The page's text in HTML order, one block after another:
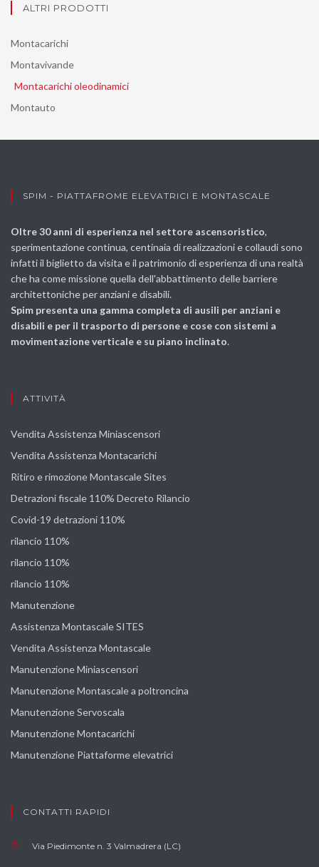
ALTRI PRODOTTI
Montacarichi
Montavivande
Montacarichi oleodinamici
Montauto
SPIM - PIATTAFROME ELEVATRICI E MONTASCALE
Oltre 30 anni di esperienza nel settore ascensoristico,
sperimentazione continua, centinaia di realizzazioni e collaudi sono
infatti il biglietto da visita e il patrimonio di esperienza di una realtà
che ha come missione quella dell'abbattimento delle barriere
architettoniche per anziani e disabili.
Spim presenta una gamma completa di ausili per anziani e
disabili e per il trasporto di persone e cose con sistemi a
movimentazione verticale e su piano inclinato.
ATTIVITÀ
Vendita Assistenza Miniascensori
Vendita Assistenza Montacarichi
Ritiro e rimozione Montascale Sites
Detrazioni fiscale 110% Decreto Rilancio
Covid-19 detrazioni 110%
rilancio 110%
rilancio 110%
rilancio 110%
Manutenzione
Assistenza Montascale SITES
Vendita Assistenza Montascale
Manutenzione Miniascensori
Manutenzione Montascale a poltroncina
Manutenzione Servoscala
Manutenzione Montacarichi
Manutenzione Piattaforme elevatrici
CONTATTI RAPIDI
Via Piedimonte n. 3 Valmadrera (LC)